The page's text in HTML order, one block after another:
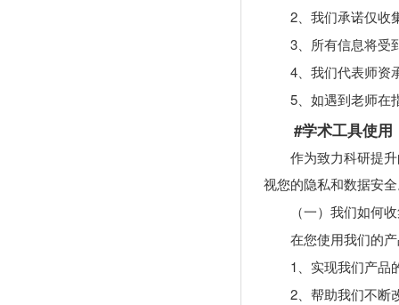
2、我们承诺仅收
3、所有信息将受
4、我们代表师资
5、如遇到老师在
#学术工具使用
作为致力科研提
视您的隐私和数据安
（一）我们如何
在您使用我们的
1、实现我们产品
2、帮助我们不断